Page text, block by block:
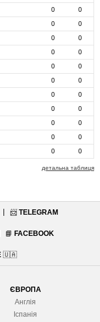
0
0
0
0
0
0
0
0
0
0
0
0
0
0
0
0
0
0
0
0
0 0
детальна таблиця
📨 TELEGRAM
📘 FACEBOOK
🇺🇦
ЄВРОПА
Англія
Іспанія